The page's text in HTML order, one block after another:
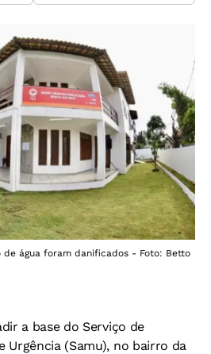
água foram danificados - Foto: Betto
a base do Serviço de
Urgência (Samu), no bairro da